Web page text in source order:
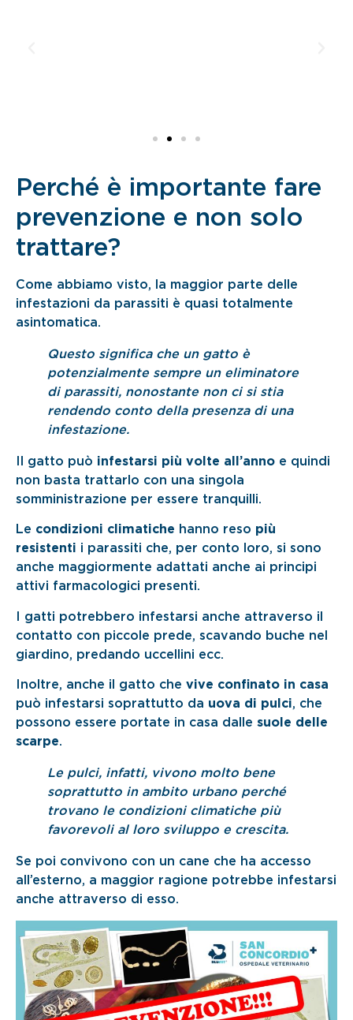
Perché è importante fare
prevenzione e non solo
trattare?
Come abbiamo visto, la maggior parte delle
infestazioni da parassiti è quasi totalmente
asintomatica.
Questo significa che un gatto è
potenzialmente sempre un eliminatore
di parassiti, nonostante non ci si stia
rendendo conto della presenza di una
infestazione.
Il gatto può infestarsi più volte all’anno e quindi
non basta trattarlo con una singola
somministrazione per essere tranquilli.
Le condizioni climatiche hanno reso più
resistenti i parassiti che, per conto loro, si sono
anche maggiormente adattati anche ai principi
attivi farmacologici presenti.
I gatti potrebbero infestarsi anche attraverso il
contatto con piccole prede, scavando buche nel
giardino, predando uccellini ecc.
Inoltre, anche il gatto che vive confinato in casa
può infestarsi soprattutto da uova di pulci, che
possono essere portate in casa dalle suole delle
scarpe.
Le pulci, infatti, vivono molto bene
soprattutto in ambito urbano perché
trovano le condizioni climatiche più
favorevoli al loro sviluppo e crescita.
Se poi convivono con un cane che ha accesso
all’esterno, a maggior ragione potrebbe infestarsi
anche attraverso di esso.